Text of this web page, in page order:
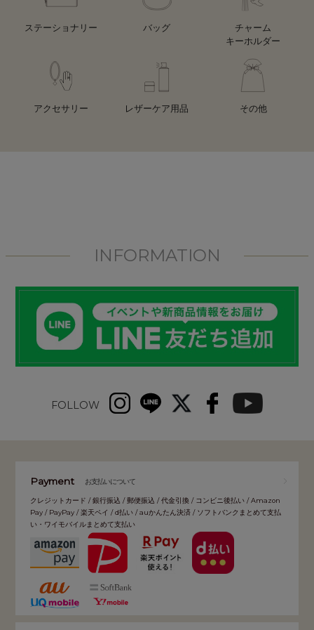
ステーショナリー バッグ
チャーム
キーホルダー
アクセサリー レザーケア用品 その他
INFORMATION
FOLLOW
Payment お支払いについて
クレジットカード / 銀行振込 / 郵便振込 / 代金引換 / コンビニ後払い / Amazon
Pay / PayPay / 楽天ペイ / d払い / auかんたん決済 / ソフトバンクまとめて支払
い・ワイモバイルまとめて支払い